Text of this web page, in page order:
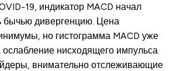
19, индикатор MACD начал
бычью дивергенцию. Цена
но гистограмма MACD уже
нисходящего импульса.
внимательно отслеживающие